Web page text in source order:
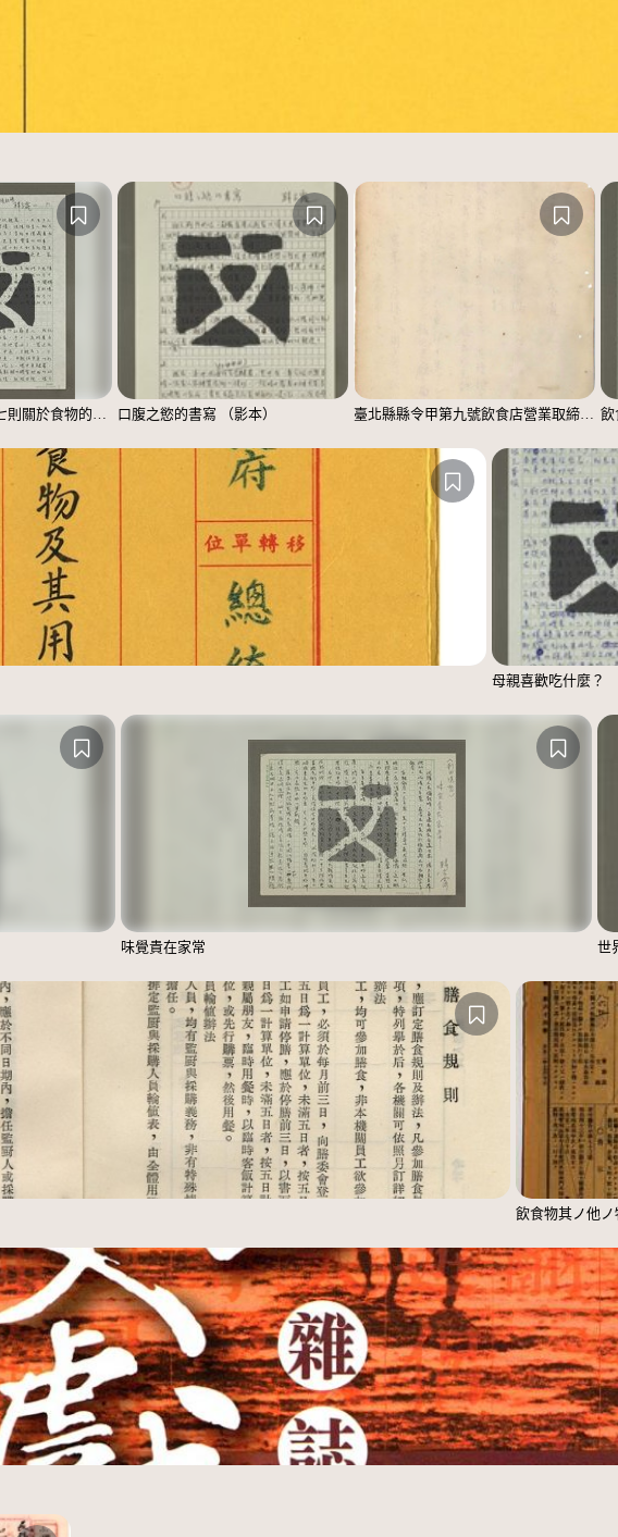
珍惜飲食的故事：七則關於食物的個人、家庭、家族、社會、國族記憶 口腹之慾的書寫 （影本） 臺北縣縣令甲第九號飲食店營業取締規則 飲
母親喜歡吃什麼？
味覺貴在家常 世